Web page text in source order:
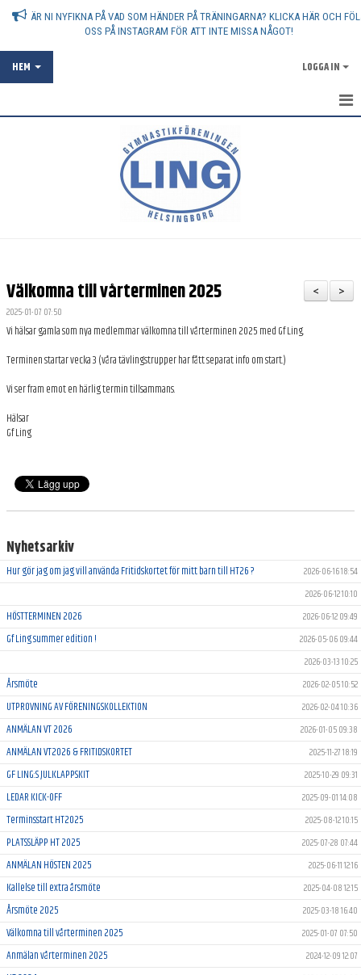
ÄR NI NYFIKNA PÅ VAD SOM HÄNDER PÅ TRÄNINGARNA? KLICKA HÄR OCH
OSS PÅ INSTAGRAM FÖR ATT INTE MISSA NÅGOT!
HEM LOGGA IN
SPONSRING
>
<
Välkomna till vårterminen 2025
2025-01-07 07:50
Vi hälsar gamla som nya medlemmar välkomna till vårterminen 2025 med Gf Ling.
Terminen startar vecka 3 (våra tävlingstrupper har fått separat info om start.)
Vi ser fram emot en härlig termin tillsammans.
Hälsar
Gf Ling
Nyhetsarkiv
Hur gör jag om jag vill använda Fritidskortet för mitt barn till HT26 ?
2026-06-16 18:54
2026-06-12 10:10
HÖSTTERMINEN 2026 2026-06-12 09:49
Gf Ling summer edition !
2026-05-06 09:44
2026-03-13 10:25
Årsmöte 2026-02-05 10:52
UTPROVNING AV FÖRENINGSKOLLEKTION 2026-02-04 10:36
ANMÄLAN VT 2026 2026-01-05 09:38
ANMÄLAN VT2026 & FRITIDSKORTET 2025-11-27 18:19
GF LING:S JULKLAPPSKIT 2025-10-29 09:31
LEDAR KICK-OFF 2025-09-01 14:08
Terminsstart HT2025 2025-08-12 10:15
PLATSSLÄPP HT 2025 2025-07-28 07:44
ANMÄLAN HÖSTEN 2025 2025-06-11 12:16
Kallelse till extra årsmöte 2025-04-08 12:15
Årsmöte 2025 2025-03-18 16:40
Välkomna till vårterminen 2025 2025-01-07 07:50
Anmälan vårterminen 2025 2024-12-09 12:07